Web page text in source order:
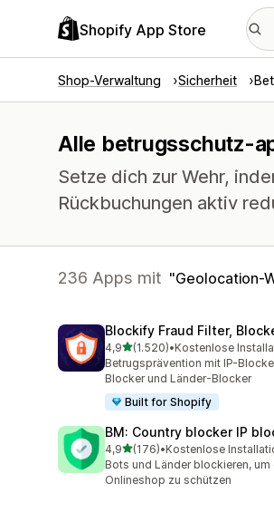
Shopify App Store
Shop-Verwaltung Sicherheit
Alle betrugsschutz-
Setze dich zur Wehr,
Rückbuchungen aktiv
236 Apps mit Geolocation-
Blockify Fraud Filter,
4,9von 5 Sternen
(1.520)
1520 Rezensionen insgesamt
•Kostenlose
Betrugsprävention mit IP-
Blocker und Länder-Blocker
Built for Shopify
BM: Country blocker IP
4,9von 5 Sternen
(176)
176 Rezensionen insgesamt
•Kostenlose
Bots und Länder blockieren, um
Onlineshop zu schützen